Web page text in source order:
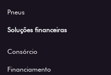
Pneus
Soluções financeiras
Consórcio
Financiamento